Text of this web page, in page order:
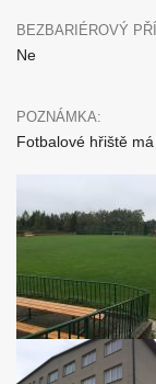
BEZBARIÉROVÝ
Ne
POZNÁMKA:
Fotbalové hřiště